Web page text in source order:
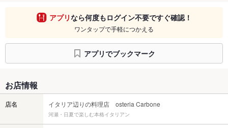
アプリなら何度もログイン不要ですぐ確認！
ワンタップで手軽につかえる
アプリでブックマーク
お店情報
店名 イタリア辺りの料理店 osteria Carbone
河瀬・日夏で楽しむ本格イタリアン